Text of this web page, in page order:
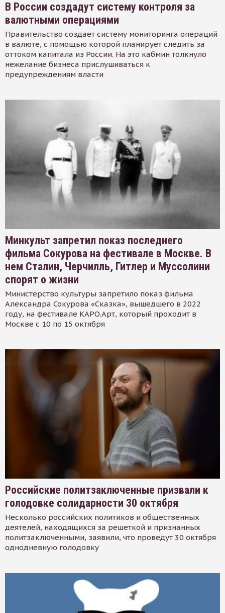
В России создадут систему контроля за
валютными операциями
Правительство создает систему мониторинга операций
в валюте, с помощью которой планирует следить за
оттоком капитала из России. На это кабмин толкнуло
нежелание бизнеса прислушиваться к
предупреждениям власти
Минкульт запретил показ последнего
фильма Сокурова на фестивале в Москве. В
нем Сталин, Черчилль, Гитлер и Муссолини
спорят о жизни
Министерство культуры запретило показ фильма
Александра Сокурова «Сказка», вышедшего в 2022
году, на фестивале КАРО.Арт, который проходит в
Москве с 10 по 15 октября
Российские политзаключенные призвали к
голодовке солидарности 30 октября
Несколько российских политиков и общественных
деятелей, находящихся за решеткой и признанных
политзаключенными, заявили, что проведут 30 октября
однодневную голодовку